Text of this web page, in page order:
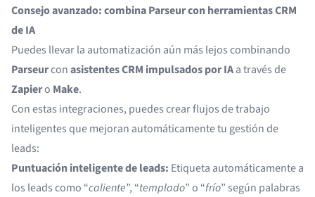
Consejo avanzado: combina Parseur con herramientas CRM
de IA
Puedes llevar la automatización aún más lejos combinando
Parseurconasistentes CRM impulsados por IAa través de
Zapiero Make.
Con estas integraciones, puedes crear flujos de trabajo
inteligentes que mejoran automáticamente tu gestión de
leads:
Puntuación inteligente de leads: Etiqueta automáticamente a
los leads como “caliente”, “templado” o “frío” según palabras